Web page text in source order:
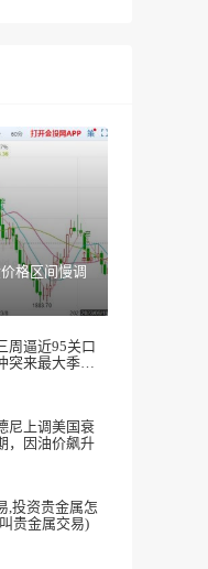
格区间慢调
周逼近95关口
突来最大季度
尼上调美国衰
，因油价飙升
,投资贵金属怎
贵金属交易)